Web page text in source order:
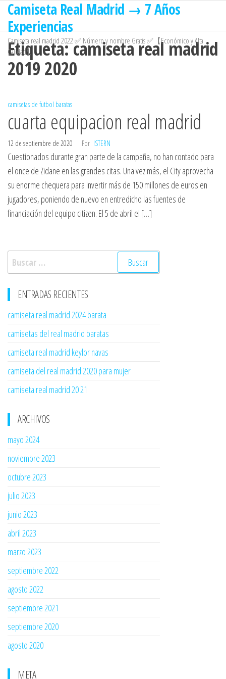
Saltar
contenido
Camiseta Real Madrid → 7 Años
Experiencias
Camiseta real madrid 2022 ✅ Número y nombre Gratis ✅【Económico y Alta
Calidad】
Etiqueta:camiseta real madrid
2019 2020
camisetas de futbol baratas
cuarta equipacion real madrid
12 de septiembre de 2020 Por ISTERN
Cuestionados durante gran parte de la campaña, no han contado para
el once de Zidane en las grandes citas. Una vez más, el City aprovecha
su enorme chequera para invertir más de 150 millones de euros en
jugadores, poniendo de nuevo en entredicho las fuentes de
financiación del equipo citizen. El 5 de abril el […]
Buscar:
ENTRADAS RECIENTES
camiseta real madrid 2024 barata
camisetas del real madrid baratas
camiseta real madrid keylor navas
camiseta del real madrid 2020 para mujer
camiseta real madrid 20 21
ARCHIVOS
mayo 2024
noviembre 2023
octubre 2023
julio 2023
junio 2023
abril 2023
marzo 2023
septiembre 2022
agosto 2022
septiembre 2021
septiembre 2020
agosto 2020
META